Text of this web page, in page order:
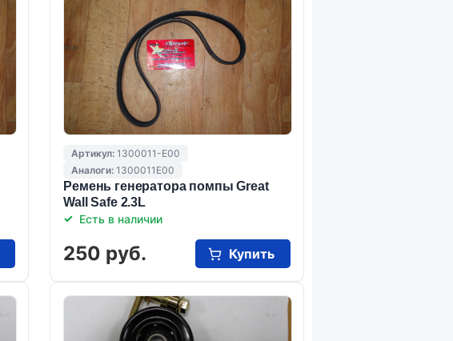
Артикул:1300011-E00
Аналоги:1300011E00
Ремень генератора помпы Great
Wall Safe 2.3L
Есть в наличии
250 руб. Купить